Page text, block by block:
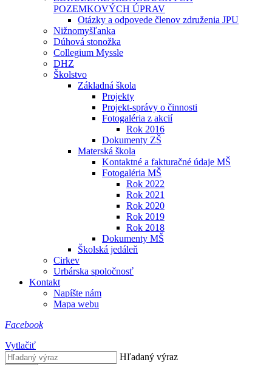
POZEMKOVÝCH ÚPRAV
Otázky a odpovede členov združenia JPU
Nižnomyšľanka
Dúhová stonožka
Collegium Myssle
DHZ
Školstvo
Základná škola
Projekty
Projekt-správy o činnosti
Fotogaléria z akcií
Rok 2016
Dokumenty ZŠ
Materská škola
Kontaktné a fakturačné údaje MŠ
Fotogaléria MŠ
Rok 2022
Rok 2021
Rok 2020
Rok 2019
Rok 2018
Dokumenty MŠ
Školská jedáleň
Cirkev
Urbárska spoločnosť
Kontakt
Napíšte nám
Mapa webu
Facebook
Vytlačiť
Hľadaný výraz